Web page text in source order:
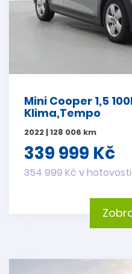
Mini Cooper 1,5
Klima,Tempo
2022 | 128 006 km
339 999 Kč
354 999 Kč v hotovosti